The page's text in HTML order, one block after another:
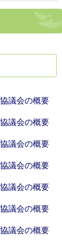
議会の概要
議会の概要
議会の概要
議会の概要
議会の概要
議会の概要
議会の概要